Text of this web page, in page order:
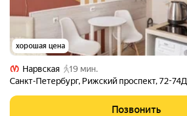
хорошая цена
Нарвская
19 мин.
Санкт-Петербург, Рижский проспект,72-74Д
Позвонить